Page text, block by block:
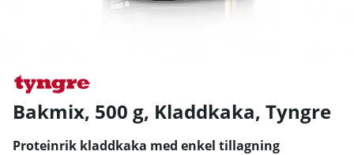
Bakmix, 500 g, Kladdkaka, Tyngre
Proteinrik kladdkaka med enkel tillagning